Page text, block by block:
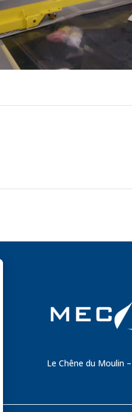
Le Chêne du Moulin